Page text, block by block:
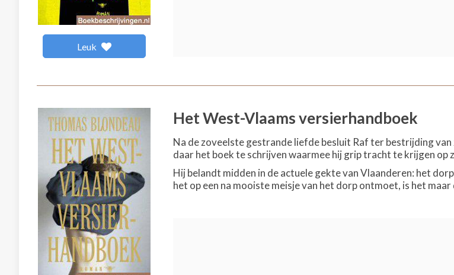
Leuk
Het West-Vlaams versierhandboek
Na de zoveelste gestrande liefde besluit Raf ter bestrijding
daar het boek te schrijven waarmee hij grip tracht te krijgen op
Hij belandt midden in de actuele gekte van Vlaanderen: het
het op een na mooiste meisje van het dorp ontmoet, is het